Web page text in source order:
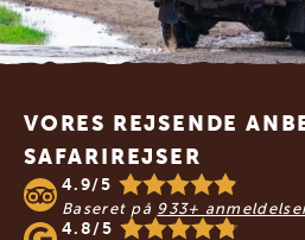
Footer
VORES REJSENDE
SAFARIREJSER
4.9/5
Baseret på 933+
4.8/5